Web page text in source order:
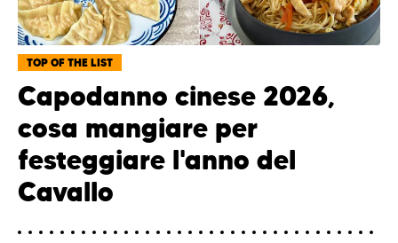
TOP OF THE LIST
Capodanno cinese 2026,
cosa mangiare per
festeggiare l'anno del
Cavallo